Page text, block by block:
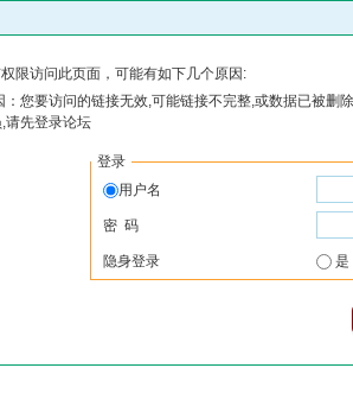
限访问此页面，可能有如下几个原因:
：您要访问的链接无效,可能链接不完整,或数据已被删
请先登录论坛
登录
用户名
密 码
隐身登录